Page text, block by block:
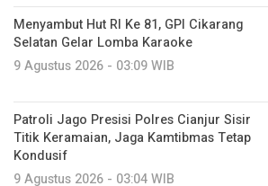
Menyambut Hut RI Ke 81, GPI Cikarang
Selatan Gelar Lomba Karaoke
9 Agustus 2026 - 03:09 WIB
Patroli Jago Presisi Polres Cianjur Sisir
Titik Keramaian, Jaga Kamtibmas Tetap
Kondusif
9 Agustus 2026 - 03:04 WIB